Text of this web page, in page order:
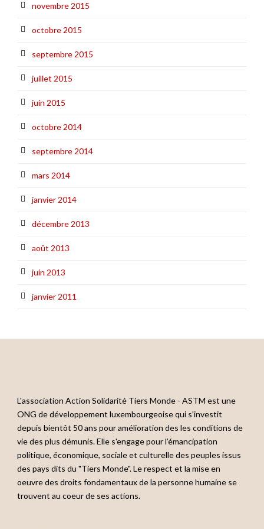
novembre 2015
octobre 2015
septembre 2015
juillet 2015
juin 2015
octobre 2014
septembre 2014
mars 2014
janvier 2014
décembre 2013
août 2013
juin 2013
janvier 2011
L'association Action Solidarité Tiers Monde - ASTM est une
ONG de développement luxembourgeoise qui s'investit
depuis bientôt 50 ans pour amélioration des les conditions de
vie des plus démunis. Elle s'engage pour l’émancipation
politique, économique, sociale et culturelle des peuples issus
des pays dits du "Tiers Monde". Le respect et la mise en
oeuvre des droits fondamentaux de la personne humaine se
trouvent au coeur de ses actions.